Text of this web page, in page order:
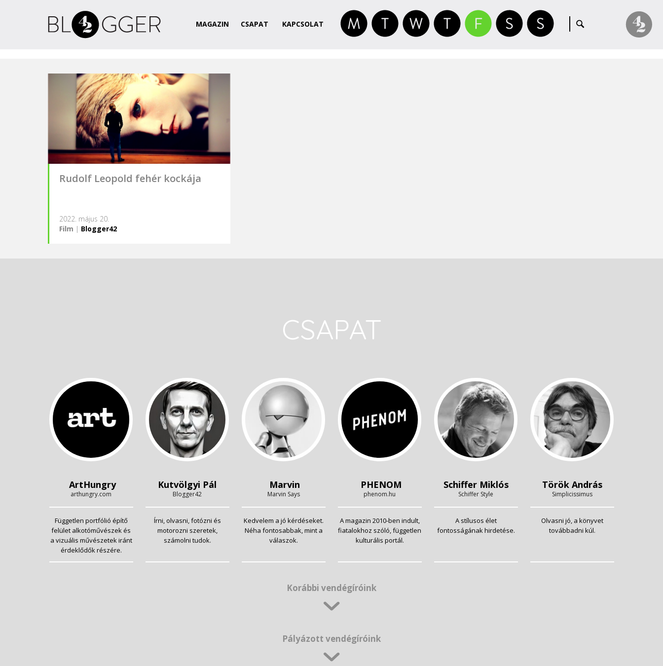
MAGAZIN CSAPAT KAPCSOLAT
Rudolf Leopold fehér kockája
2022. május 20.
Film | Blogger42
CSAPAT
ArtHungry
arthungry.com
Független portfólió építő
felület alkotóművészek és
a vizuális művészetek iránt
érdeklődők részére.
Kutvölgyi Pál
Blogger42
Írni, olvasni, fotózni és
motorozni szeretek,
számolni tudok.
Marvin
Marvin Says
Kedvelem a jó kérdéseket.
Néha fontosabbak, mint a
válaszok.
PHENOM
phenom.hu
A magazin 2010-ben indult,
fiatalokhoz szóló, független
kulturális portál.
Schiffer Miklós
Schiffer Style
A stílusos élet
fontosságának hirdetése.
Török András
Simplicissimus
Olvasni jó, a könyvet
továbbadni kúl.
Korábbi vendégíróink
Pályázott vendégíróink